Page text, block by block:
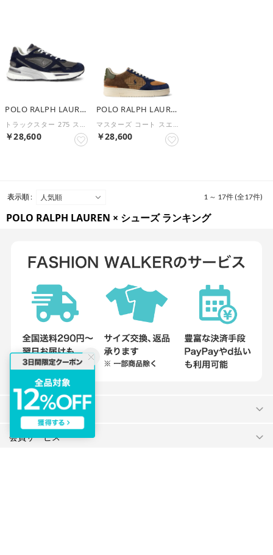
POLO RALPH LAUREN
トラックスター 275 スニーカー（TRACKSTR 275-SNEAKER） （NAVY）
￥28,600
POLO RALPH LAUREN
マスターズ コート スエード & ツイード スニーカー（MASTERS CRT SNEAKERS LOW TOP LACE SUEDE WOOL） （GLEN PLAID/MULTI）
￥28,600
表示順 : 1 ～ 17件 (全17件)
POLO RALPH LAUREN × シューズ ランキング
コンテンツ
会員サービス